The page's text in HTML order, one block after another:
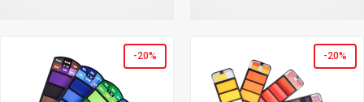
-20% -20%